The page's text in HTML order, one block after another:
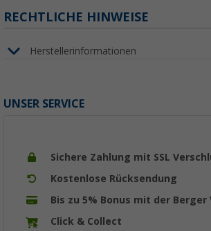
RECHTLICHE HINWEISE
Herstellerinformationen
UNSER SERVICE
Sichere Zahlung mit SSL
Kostenlose Rücksendung
Bis zu 5% Bonus mit der
Click & Collect